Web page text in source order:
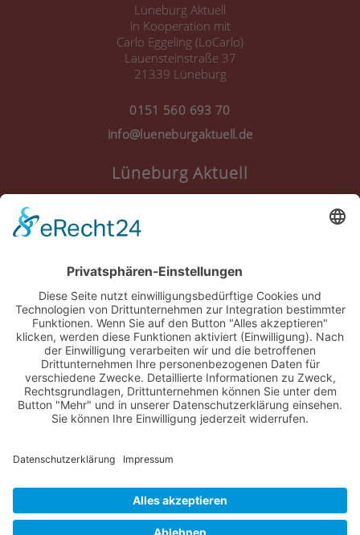
Lüneburg Aktuell
in Kooperation mit
Carlo Eggeling (LoCarlo)
Lauensteinstraße 37
21339 Lüneburg
0151 560 693 70
info@lueneburgaktuell.de
Lüneburg Aktuell
Nutzungsbedingungen
Über Uns
Datenschutz
Kontakt
Impressum
Cookie-Einstellungen